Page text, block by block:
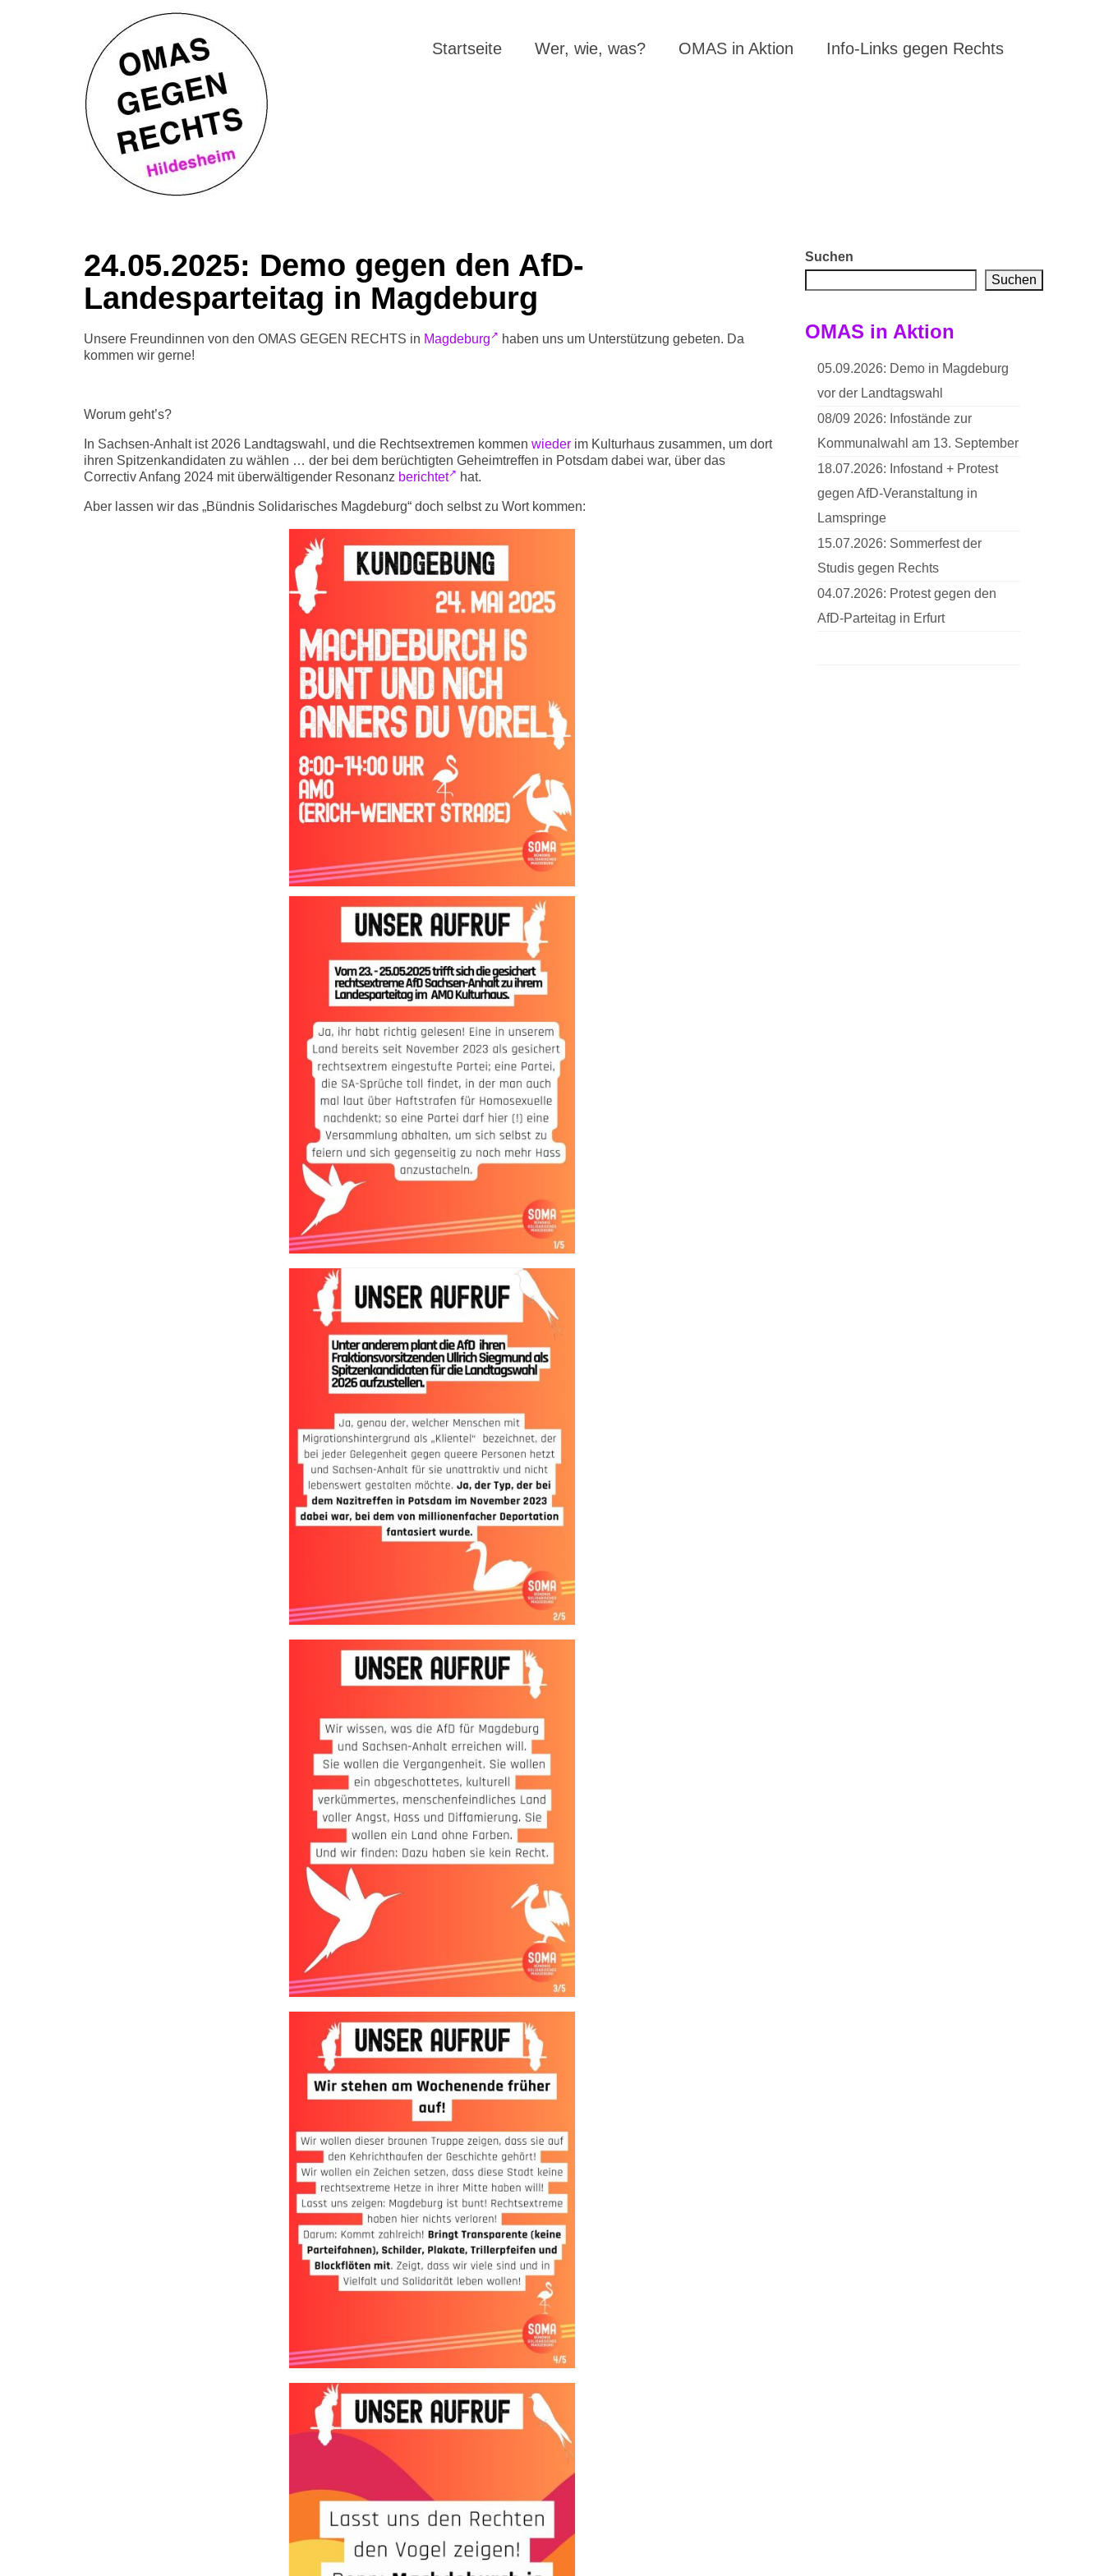
Startseite Wer, wie, was? OMAS in Aktion Info-Links gegen Rechts
24.05.2025: Demo gegen den AfD-
Landesparteitag in Magdeburg
Unsere Freundinnen von den OMAS GEGEN RECHTS in Magdeburg
haben uns um Unterstützung gebeten. Da
kommen wir gerne!
Worum geht’s?
In Sachsen-Anhalt ist 2026 Landtagswahl, und die Rechtsextremen kommen wieder im Kulturhaus zusammen, um dort
ihren Spitzenkandidaten zu wählen … der bei dem berüchtigten Geheimtreffen in Potsdam dabei war, über das
Correctiv Anfang 2024 mit überwältigender Resonanz berichtet hat.
Aber lassen wir das „Bündnis Solidarisches Magdeburg“ doch selbst zu Wort kommen:
Suchen
Suchen
OMAS in Aktion
05.09.2026: Demo in Magdeburg
vor der Landtagswahl
08/09 2026: Infostände zur
Kommunalwahl am 13. September
18.07.2026: Infostand + Protest
gegen AfD-Veranstaltung in
Lamspringe
15.07.2026: Sommerfest der
Studis gegen Rechts
04.07.2026: Protest gegen den
AfD-Parteitag in Erfurt